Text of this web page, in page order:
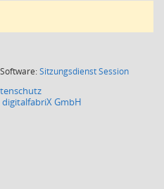
Software:SitzungsdienstSession(Wird in
digitalfabriX GmbH